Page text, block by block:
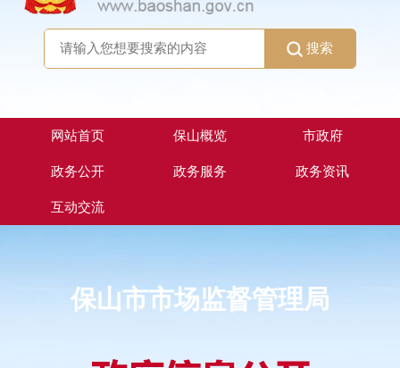
搜索
网站首页 保山概览 市政府
政务公开 政务服务 政务资讯
互动交流
保山市市场监督管理局